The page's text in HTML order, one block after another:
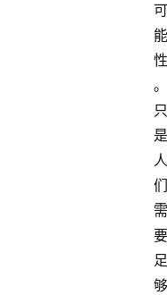
可
能
性
。
只
是
人
们
需
要
足
够